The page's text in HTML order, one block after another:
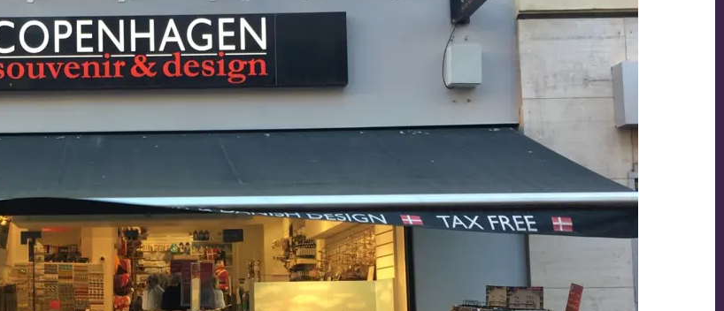
Europapolitik Forskning